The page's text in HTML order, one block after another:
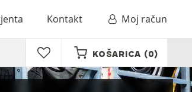
Kontakt Moj račun
KOŠARICA (0)